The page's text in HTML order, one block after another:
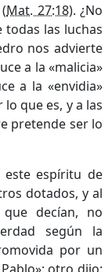
Mat. 27:18). ¿No
todas las luchas
nos advierte
a la «malicia»
a la «envidia»
que es, y a las
pretende ser lo
este espíritu de
dotados, y al
decían, no
según la
por un